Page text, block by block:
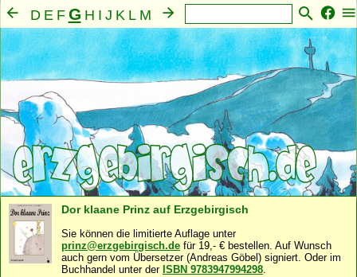
D E F G H I J K L M
N O P Q R S T U V W X Y Z A B C
Mensch·Seele·Geist·Familie·Gemeinschaft·
Nahrung·Natur·Sonstiges
Dor klaane Prinz auf Erzgebirgisch
Sie können die limitierte Auflage unter
prinz@erzgebirgisch.de für 19,- € bestellen. Auf Wunsch
auch gern vom Übersetzer (Andreas Göbel) signiert. Oder im
Buchhandel unter der ISBN 9783947994298.